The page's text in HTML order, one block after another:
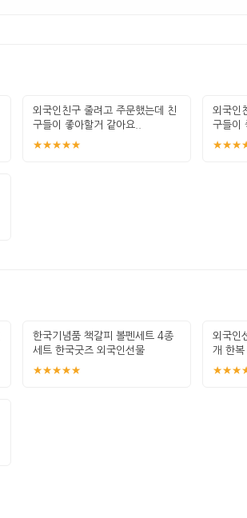
외국인친구 줄려고 주문했는데 친
구들이 좋아할거 같아요..
★★★★★
외국인
구들이
한국기념품 책갈피 볼펜세트 4종
세트 한국굿즈 외국인선물
★★★★★
외국인
개 한복
선물